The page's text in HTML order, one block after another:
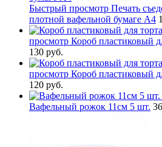
Быстрый просмотр Печать
плотной вафельной бумаге А4
просмотр Короб пластиковый
130 руб.
просмотр Короб пластиковый
120 руб.
Вафельный рожок 11см 5 шт.